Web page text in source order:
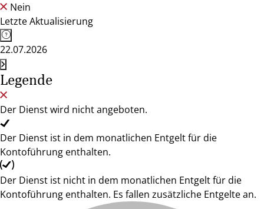
Nein
Letzte Aktualisierung
22.07.2026
Legende
Der Dienst wird nicht angeboten.
Der Dienst ist in dem monatlichen Entgelt für die
Kontoführung enthalten.
Der Dienst ist nicht in dem monatlichen Entgelt für die
Kontoführung enthalten. Es fallen zusätzliche Entgelte an.